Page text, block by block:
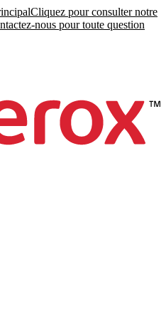
Cliquez pour consulter notre
nous pour toute question